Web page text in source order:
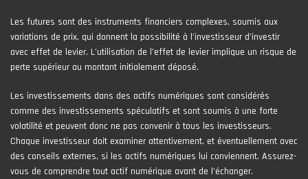
Les futures sont des instruments financiers complexes, soumis aux
variations de prix, qui donnent la possibilité à l’investisseur d’investir
avec effet de levier. L’utilisation de l’effet de levier implique un risque de
perte supérieur au montant initialement déposé.
Les investissements dans des actifs numériques sont considérés
comme des investissements spéculatifs et sont soumis à une forte
volatilité et peuvent donc ne pas convenir à tous les investisseurs.
Chaque investisseur doit examiner attentivement, et éventuellement avec
des conseils externes, si les actifs numériques lui conviennent. Assurez-
vous de comprendre tout actif numérique avant de l'échanger.